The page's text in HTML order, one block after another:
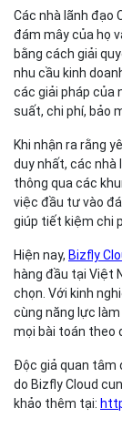
Các nhà lãnh đạo
đám mây của họ
bằng cách giải
nhu cầu kinh
các giải pháp của
suất, chi phí, bảo
Khi nhận ra rằng
duy nhất, các nhà
thông qua các
việc đầu tư vào
giúp tiết kiệm chi
Hiện nay, Bizfly
hàng đầu tại Việt
chọn. Với kinh
cùng năng lực
mọi bài toán theo
Độc giả quan tâm
do Bizfly Cloud
khảo thêm tại: